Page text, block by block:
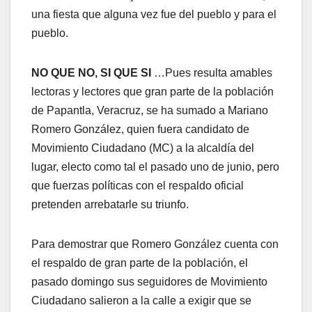
una fiesta que alguna vez fue del pueblo y para el
pueblo.
NO QUE NO, SI QUE SI
…Pues resulta amables
lectoras y lectores que gran parte de la población
de Papantla, Veracruz, se ha sumado a Mariano
Romero González, quien fuera candidato de
Movimiento Ciudadano (MC) a la alcaldía del
lugar, electo como tal el pasado uno de junio, pero
que fuerzas políticas con el respaldo oficial
pretenden arrebatarle su triunfo.
Para demostrar que Romero González cuenta con
el respaldo de gran parte de la población, el
pasado domingo sus seguidores de Movimiento
Ciudadano salieron a la calle a exigir que se